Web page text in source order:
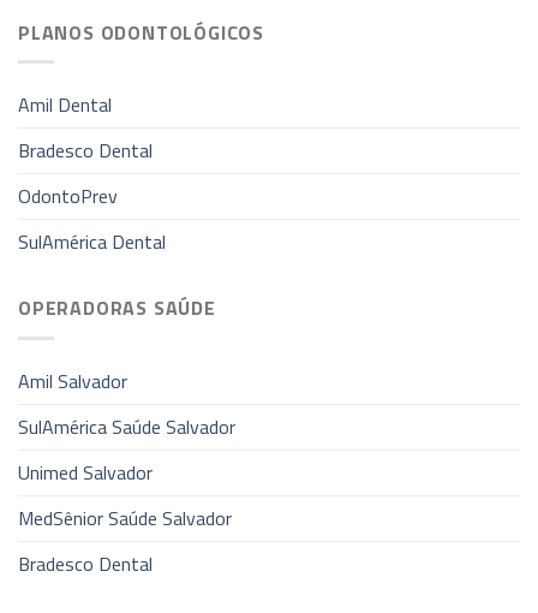
PLANOS ODONTOLÓGICOS
Amil Dental
Bradesco Dental
OdontoPrev
SulAmérica Dental
OPERADORAS SAÚDE
Amil Salvador
SulAmérica Saúde Salvador
Unimed Salvador
MedSênior Saúde Salvador
Bradesco Dental